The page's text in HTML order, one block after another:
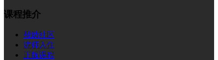
课程推介
帮助社区
讲师入住
正版课程